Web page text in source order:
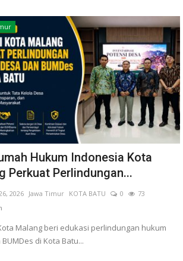
Hukum Indonesia Kota
Perkuat Perlindungan...
2026 Jawa Timur KOTA BATU 0
73
Malang beri edukasi perlindungan hukum
di Kota Batu...